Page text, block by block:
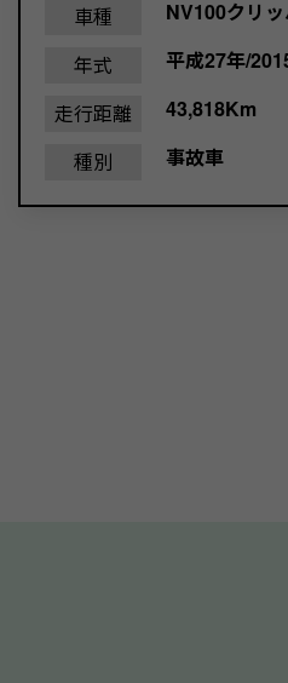
車種
NV100クリッ
年式
平成27年/
走行距離
43,818Km
種別
事故車